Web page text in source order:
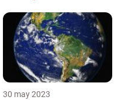
30 may 2023